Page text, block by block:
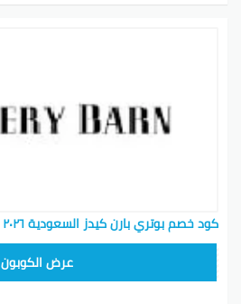
كود خصم بوتري بارن كيدز السعودية ٢٠٢٦ خصم ٢٠٪ لكل العملاء
عرض الكوبون